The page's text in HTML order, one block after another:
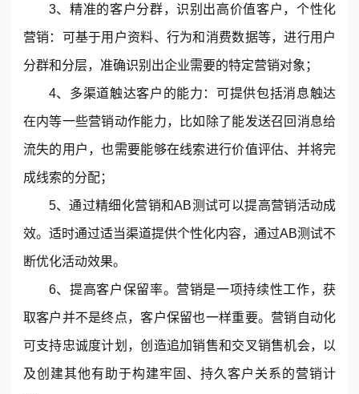
3、精准的客户分群，识别出高价值客户，个性化
营销：可基于用户资料、行为和消费数据等，进行用户
分群和分层，准确识别出企业需要的特定营销对象；
4、多渠道触达客户的能力：可提供包括消息触达
在内等一些营销动作能力，比如除了能发送召回消息给
流失的用户，也需要能够在线索进行价值评估、并将完
成线索的分配；
5、通过精细化营销和AB测试可以提高营销活动成
效。适时通过适当渠道提供个性化内容，通过AB测试不
断优化活动效果。
6、提高客户保留率。营销是一项持续性工作，获
取客户并不是终点，客户保留也一样重要。营销自动化
可支持忠诚度计划，创造追加销售和交叉销售机会，以
及创建其他有助于构建牢固、持久客户关系的营销计